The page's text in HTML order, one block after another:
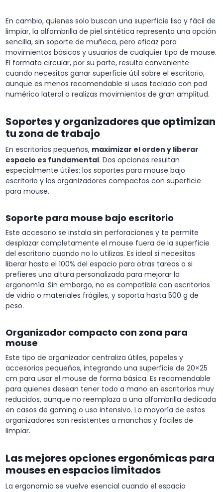
En cambio, quienes solo buscan una superficie lisa y fácil de
limpiar, la alfombrilla de piel sintética representa una opción
sencilla, sin soporte de muñeca, pero eficaz para
movimientos básicos y usuarios de cualquier tipo de mouse.
El formato circular, por su parte, resulta conveniente
cuando necesitas ganar superficie útil sobre el escritorio,
aunque es menos recomendable si usas teclado con pad
numérico lateral o realizas movimientos de gran amplitud.
Soportes y organizadores que optimizan
tu zona de trabajo
En escritorios pequeños, maximizar el orden y liberar
espacio es fundamental. Dos opciones resultan
especialmente útiles: los soportes para mouse bajo
escritorio y los organizadores compactos con superficie
para mouse.
Soporte para mouse bajo escritorio
Este accesorio se instala sin perforaciones y te permite
desplazar completamente el mouse fuera de la superficie
del escritorio cuando no lo utilizas. Es ideal si necesitas
liberar hasta el 100% del espacio para otras tareas o si
prefieres una altura personalizada para mejorar la
ergonomía. Sin embargo, no es compatible con escritorios
de vidrio o materiales frágiles, y soporta hasta 500 g de
peso.
Organizador compacto con zona para
mouse
Este tipo de organizador centraliza útiles, papeles y
accesorios pequeños, integrando una superficie de 20×25
cm para usar el mouse de forma básica. Es recomendable
para quienes desean tener todo a mano en escritorios muy
reducidos, aunque no reemplaza a una alfombrilla dedicada
en casos de gaming o uso intensivo. La mayoría de estos
organizadores son resistentes a manchas y fáciles de
limpiar.
Las mejores opciones ergonómicas para
mouses en espacios limitados
La ergonomía se vuelve esencial cuando el espacio